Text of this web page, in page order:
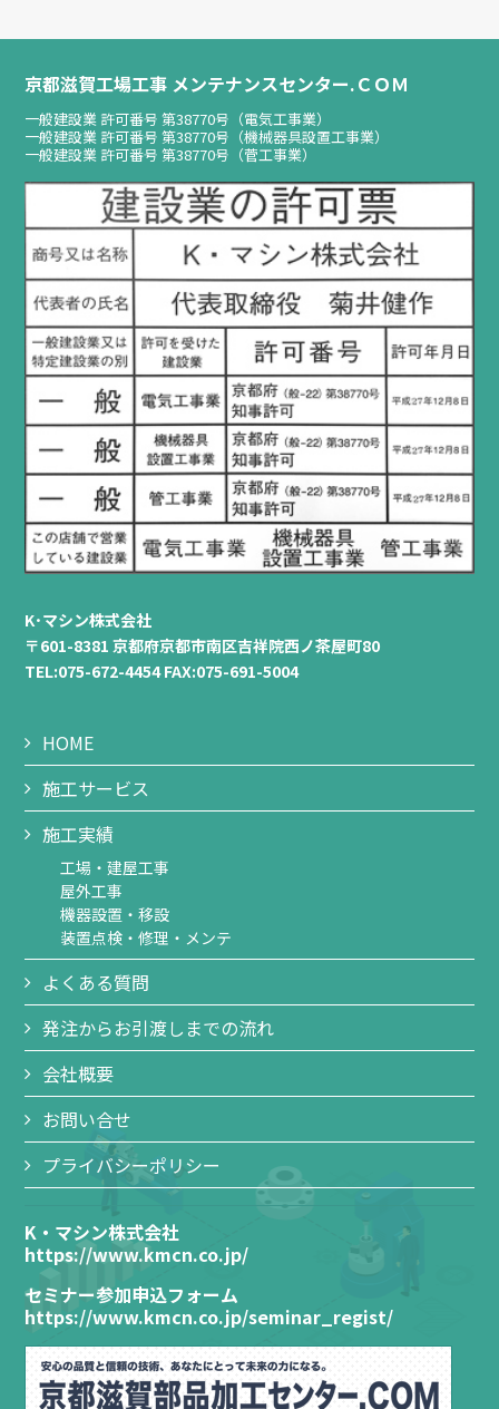
京都滋賀工場工事 メンテナンスセンター.ＣＯＭ
一般建設業 許可番号 第38770号（電気工事業）
一般建設業 許可番号 第38770号（機械器具設置工事業）
一般建設業 許可番号 第38770号（菅工事業）
K･マシン株式会社
〒601-8381 京都府京都市南区吉祥院西ノ茶屋町80
TEL:075-672-4454 FAX:075-691-5004
HOME
施工サービス
施工実績
工場・建屋工事
屋外工事
機器設置・移設
装置点検・修理・メンテ
よくある質問
発注からお引渡しまでの流れ
会社概要
お問い合せ
プライバシーポリシー
K・マシン株式会社
https://www.kmcn.co.jp/
セミナー参加申込フォーム
https://www.kmcn.co.jp/seminar_regist/